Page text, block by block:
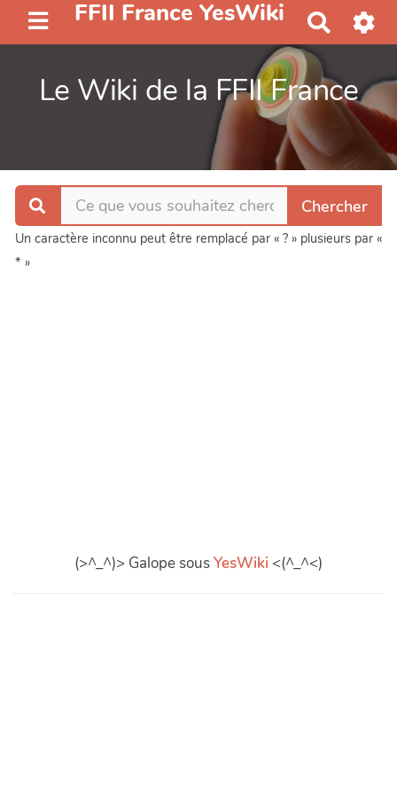
FFII France YesWiki
e
h
e
c
h
e
r
Le Wiki de la FFII France
Un caractère inconnu peut être remplacé par « ? » plusieurs par «
* »
(>^_^)> Galope sousYesWiki <(^_^<)